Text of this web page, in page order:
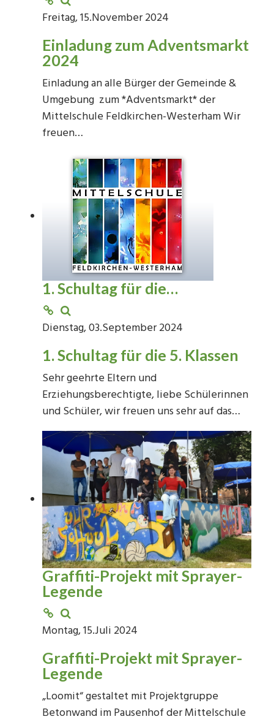
Freitag, 15.November 2024
Einladung zum Adventsmarkt
2024
Einladung an alle Bürger der Gemeinde &
Umgebung zum *Adventsmarkt* der
Mittelschule Feldkirchen-Westerham Wir
freuen…
1. Schultag für die…
Dienstag, 03.September 2024
1. Schultag für die 5. Klassen
Sehr geehrte Eltern und
Erziehungsberechtigte, liebe Schülerinnen
und Schüler, wir freuen uns sehr auf das…
Graffiti-Projekt mit Sprayer-
Legende
Montag, 15.Juli 2024
Graffiti-Projekt mit Sprayer-
Legende
„Loomit“ gestaltet mit Projektgruppe
Betonwand im Pausenhof der Mittelschule